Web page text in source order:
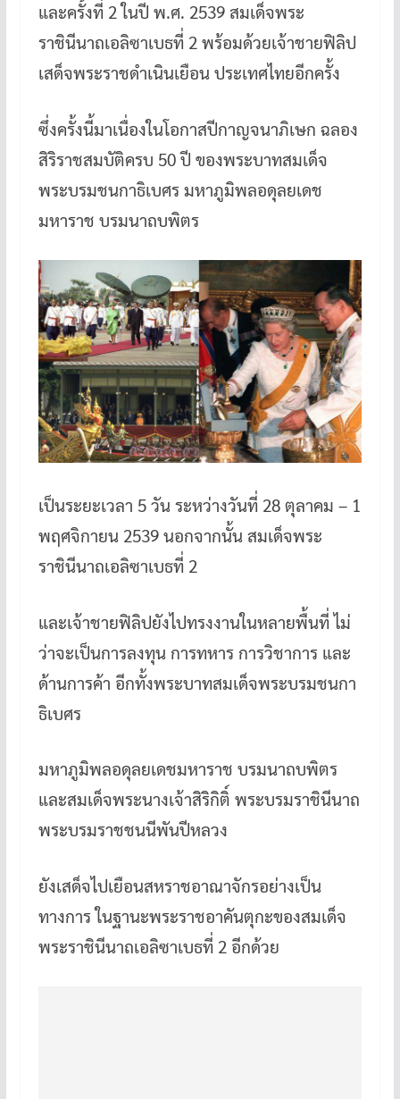
และครั้งที่ 2 ในปี พ.ศ. 2539 สมเด็จพระ
ราชินีนาถเอลิซาเบธที่ 2 พร้อมด้วยเจ้าชายฟิลิป
เสด็จพระราชดำเนินเยือน ประเทศไทยอีกครั้ง
ซึ่งครั้งนี้มาเนื่องในโอกาสปีกาญจนาภิเษก ฉลอง
สิริราชสมบัติครบ 50 ปี ของพระบาทสมเด็จ
พระบรมชนกาธิเบศร มหาภูมิพลอดุลยเดช
มหาราช บรมนาถบพิตร
เป็นระยะเวลา 5 วัน ระหว่างวันที่ 28 ตุลาคม – 1
พฤศจิกายน 2539 นอกจากนั้น สมเด็จพระ
ราชินีนาถเอลิซาเบธที่ 2
และเจ้าชายฟิลิปยังไปทรงงานในหลายพื้นที่ ไม่
ว่าจะเป็นการลงทุน การทหาร การวิชาการ และ
ด้านการค้า อีกทั้งพระบาทสมเด็จพระบรมชนกา
ธิเบศร
มหาภูมิพลอดุลยเดชมหาราช บรมนาถบพิตร
และสมเด็จพระนางเจ้าสิริกิติ์ พระบรมราชินีนาถ
พระบรมราชชนนีพันปีหลวง
ยังเสด็จไปเยือนสหราชอาณาจักรอย่างเป็น
ทางการ ในฐานะพระราชอาคันตุกะของสมเด็จ
พระราชินีนาถเอลิซาเบธที่ 2 อีกด้วย